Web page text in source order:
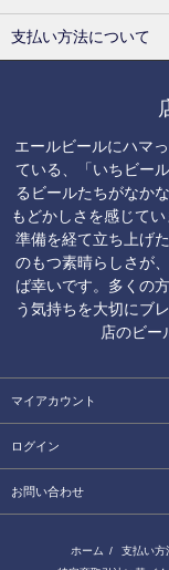
支払い方法について
エールビールにハマ
ている、「いちビー
るビールたちがなか
もどかしさを感じて
準備を経て立ち上げ
のもつ素晴らしさが
ば幸いです。多くの
う気持ちを大切にブ
店のビー
マイアカウント
ログイン
お問い合わせ
ホーム / 支払い方